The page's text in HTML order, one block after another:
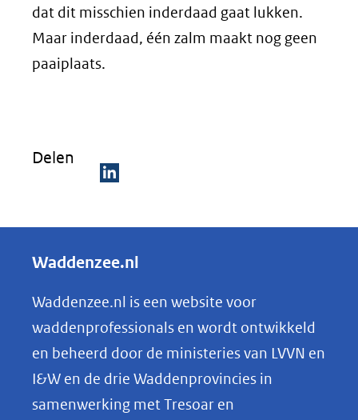
dat dit misschien inderdaad gaat lukken.
Maar inderdaad, één zalm maakt nog geen
paaiplaats.
Delen
e
e
n
o
p
Waddenzee.nl
Waddenzee.nl is een website voor
waddenprofessionals en wordt ontwikkeld
en beheerd door de ministeries van LVVN en
I&W en de drie Waddenprovincies in
samenwerking met Tresoar en